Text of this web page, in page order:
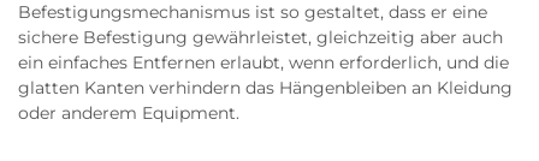
Befestigungsmechanismus ist so gestaltet, dass er eine
sichere Befestigung gewährleistet, gleichzeitig aber auch
ein einfaches Entfernen erlaubt, wenn erforderlich, und die
glatten Kanten verhindern das Hängenbleiben an Kleidung
oder anderem Equipment.